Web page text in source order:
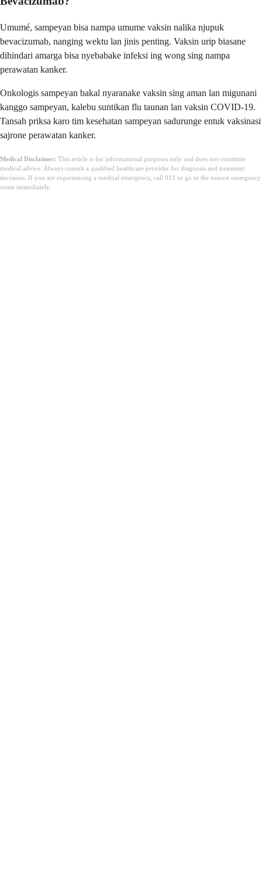
Umumé, sampeyan bisa nampa umume vaksin nalika njupuk
bevacizumab, nanging wektu lan jinis penting. Vaksin urip biasane
dihindari amarga bisa nyebabake infeksi ing wong sing nampa
perawatan kanker.
Onkologis sampeyan bakal nyaranake vaksin sing aman lan migunani
kanggo sampeyan, kalebu suntikan flu taunan lan vaksin COVID-19.
Tansah priksa karo tim kesehatan sampeyan sadurunge entuk vaksinasi
sajrone perawatan kanker.
Medical Disclaimer: This article is for informational purposes only and does not constitute
medical advice. Always consult a qualified healthcare provider for diagnosis and treatment
decisions. If you are experiencing a medical emergency, call 911 or go to the nearest emergency
room immediately.